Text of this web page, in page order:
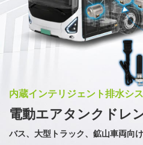
内蔵インテリジェント排水シ
電動エアタンクドレ
バス、大型トラック、鉱山車両向
内蔵インテリジェント排水シ
電動エアタンクドレ
バス、大型トラック、鉱山車両向
内蔵インテリジェント排水シス
電動エアタンクドレ
バス、大型トラック、鉱山車両向
続きを読む
内蔵インテリジェント排水シス
電動エアタンクドレ
バス、大型トラック、鉱山車両向